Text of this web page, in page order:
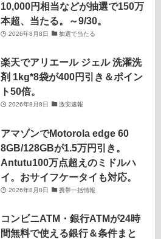
10,000円相当などが抽選で150万
本超、当たる。～9/30。
2026年8月8日 抽選で当たる
楽天でアリエール ジェル 洗濯洗
剤 1kg*8袋が400円引き＆ポイン
ト50倍。
2026年8月8日 激安速報
アマゾンでMotorola edge 60
8GB/128GBが1.5万円引き。
Antutu100万点超えのミドルハ
イ。おサイフケータイも対応。
2026年8月8日 携帯一括情報
コンビニATM・銀行ATMが24時
間無料で使える銀行＆条件まと